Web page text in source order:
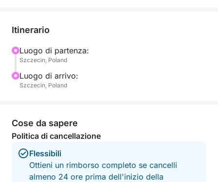
fauna e l'importanza ecologica dell'isola. Scoprite le
quest'isola sia diventata un santuario naturale nel
cuore della città.
A bordo troverete un binocolo, così potrete
prospettiva ravvicinata. Che siate amanti della
natura, viaggiatori curiosi o semplicemente
tour è un'occasione per rallentare e sintonizzarvi sui
ritmi del mondo naturale.
Itinerario
Luogo di partenza:
Szczecin, Poland
Luogo di arrivo:
Szczecin, Poland
Cose da sapere
Politica di cancellazione
Flessibili
Ottieni un rimborso completo se cancelli
almeno 24 ore prima dell'inizio della